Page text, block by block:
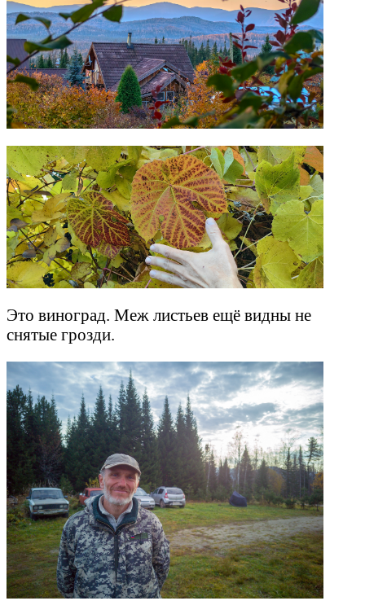
Это виноград. Меж листьев ещё видны не
снятые грозди.